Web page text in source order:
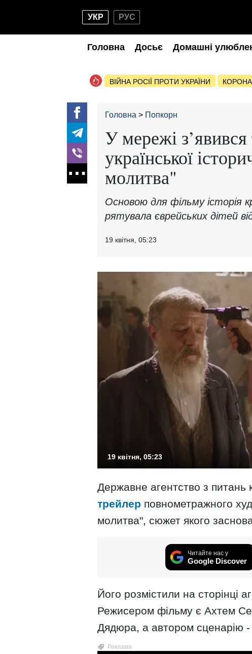
УКР РУС
Головна Досьє Домашні
ВІЙНА РОСІЇ ПРОТИ УКРАЇНИ
Головна Попкорн
У мережі
української
молитва"
Основою для фільму історія
рятувала єврейських дітей
19 квітня, 05:23
19 квітня, 05:23
Державне агентство з питань
трейлер повнометражного
молитва", сюжет якого
Читайте нас у
Google Discover
Його розмістили на сторінці
Режисером фільму є Ахтем
Дядюра, а автором сценарію